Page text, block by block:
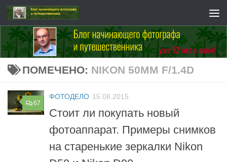
Перейти к содержимому
ПОМЕЧЕНО: NIKON 50MM F/1.4D
67
ФОТОДЕЛО 15.08.2015
Стоит ли покупать новый
фотоаппарат. Примеры снимков
на старенькие зеркалки Nikon